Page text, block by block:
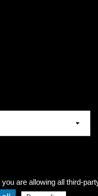
you are allowing all third-